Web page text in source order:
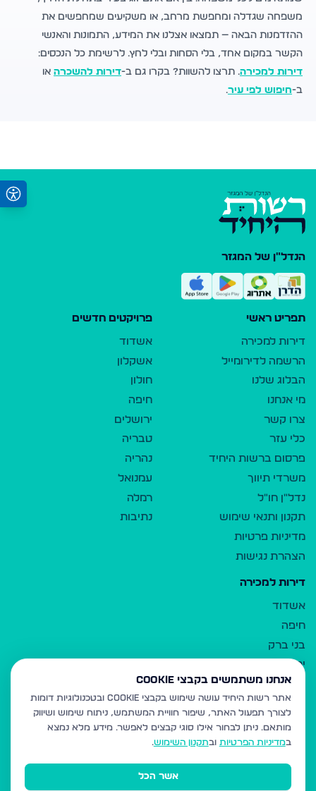
משפחה שגדלה ומחפשת מרחב, או משקיעים שמחפשים את
ההזדמנות הבאה — תמצאו אצלנו את המידע, התמונות והאנשי
הקשר במקום אחד, בלי הסחות ובלי לחץ. לרשימת כל הנכסים:
דירות למכירה. תרצו להשוות? בקרו גם ב-דירות להשכרה או
ב-חיפוש לפי עיר.
הנדל"ן של המגזר
תפריט ראשי
דירות למכירה
הרשמה לדירומייל
הבלוג שלנו
מי אנחנו
צרו קשר
כלי עזר
פרסום ברשות היחיד
משרדי תיווך
נדל"ן חו"ל
תקנון ותנאי שימוש
מדיניות פרטיות
הצהרת נגישות
פרויקטים חדשים
אשדוד
אשקלון
חולון
חיפה
ירושלים
טבריה
נהריה
עמנואל
רמלה
נתיבות
דירות למכירה
אשדוד
חיפה
בני ברק
ירושלים
אלעד
גבעת זאב
בית שמש
רכסים
מודיעין עילית
אנחנו משתמשים בקבצי Cookie
אתר רשות היחיד עושה שימוש בקבצי Cookie ובטכנולוגיות דומות
לצורך תפעול האתר, שיפור חוויית המשתמש, ניתוח שימוש ושיווק
מותאם. ניתן לבחור אילו סוגי קבצים לאפשר. מידע מלא נמצא
במדיניות הפרטיות ובתקנון השימוש.
אשר הכל